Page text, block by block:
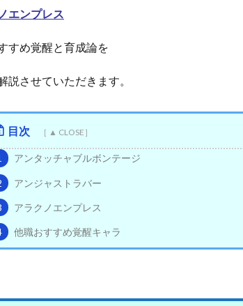
エンプレス
すめ覚醒と育成論を
説させていただきます。
目次
アンタッチャブルボンテージ
アンジャストラバー
アラクノエンプレス
他職おすすめ覚醒キャラ